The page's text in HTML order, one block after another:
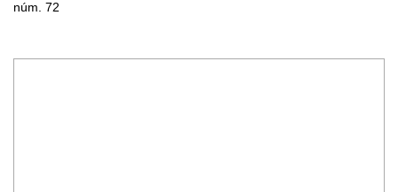
núm. 72